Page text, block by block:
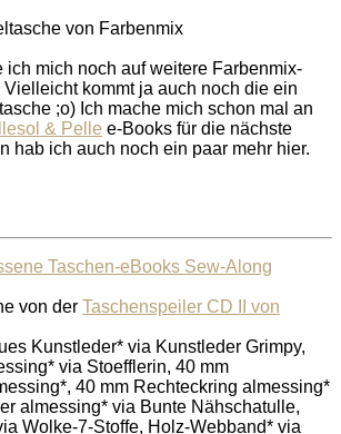
ich mich noch auf weitere Farbenmix-
kommt ja auch noch die ein
;o) Ich mache mich schon mal an
& Pelle e-Books für die nächste
hab ich auch noch ein paar mehr hier.
Taschen-eBooks Sew-Along
von der Taschenspeiler CD II von
Kunstleder* via Kunstleder Grimpy,
via Stoefflerin, 40 mm
40 mm Rechteckring almessing*
almessing* via Bunte Nähschatulle,
Wolke-7-Stoffe, Holz-Webband* via